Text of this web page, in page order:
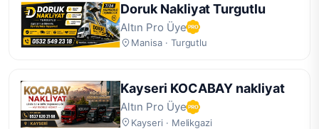
Doruk Nakliyat Turgutlu
Altın Pro Üye
Manisa · Turgutlu
Kayseri KOCABAY nakliyat
Altın Pro Üye
Kayseri · Melikgazi